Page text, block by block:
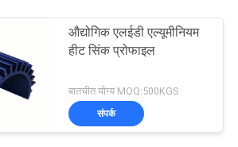
औद्योगिक एलईडी एल्यूमीनियम
हीट सिंक प्रोफाइल
बातचीत योग्य MOQ:500KGS
संपर्क